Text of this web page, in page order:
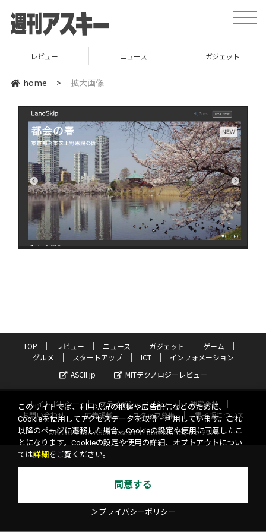
toggle
レビュー ニュース ガジェット
home > 拡大画像
TOP レビュー ニュース ガジェット
ゲーム
グルメ
スタートアップ ICT
インフォメーション
ASCII.jp
MITテクノロジーレビュー
サイトポリシー プライバシーポリシー
運営会社
お問い合わせ
広告掲載 スタッフ募集
電子版について
©KADOKAWA ASCII Research Laboratories, Inc. 2026
このサイトでは、利用状況の把握や広告配信などのために、
Cookieを使用してアクセスデータを取得・利用しています。これ
以降のページに遷移した場合、Cookieの設定や使用に同意したこ
とになります。Cookieの設定や使用の詳細、オプトアウトについ
ては詳細 をご覧ください。
同意する
＞プライバシーポリシー